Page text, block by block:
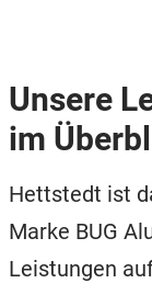
Unsere
im
Hettstedt ist
Marke BUG
Leistungen